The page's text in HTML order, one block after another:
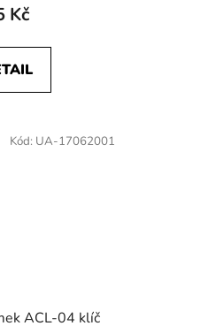
Kč
ACL-04 klíč
Kód: UA-17062001